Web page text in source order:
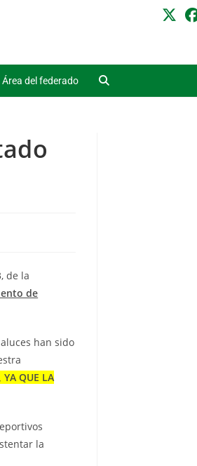
Área del federado
de la
de
han sido
QUE LA
la